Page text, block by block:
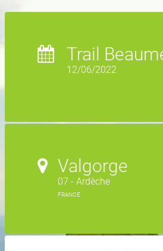
Trail
12/06/2022
Valgorge
07 - Ardèche
FRANCE